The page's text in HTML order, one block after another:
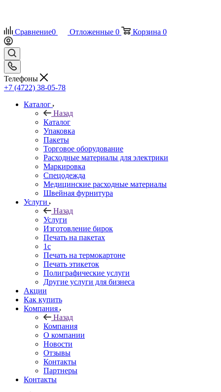
Сравнение0 Отложенные 0 Корзина 0
Телефоны
+7 (4722) 38-05-78
Каталог
Назад
Каталог
Упаковка
Пакеты
Торговое оборудование
Расходные материалы для электрики
Маркировка
Спецодежда
Медицинские расходные материалы
Швейная фурнитура
Услуги
Назад
Услуги
Изготовление бирок
Печать на пакетах
1c
Печать на термокартоне
Печать этикеток
Полиграфические услуги
Другие услуги для бизнеса
Акции
Как купить
Компания
Назад
Компания
О компании
Новости
Отзывы
Контакты
Партнеры
Контакты